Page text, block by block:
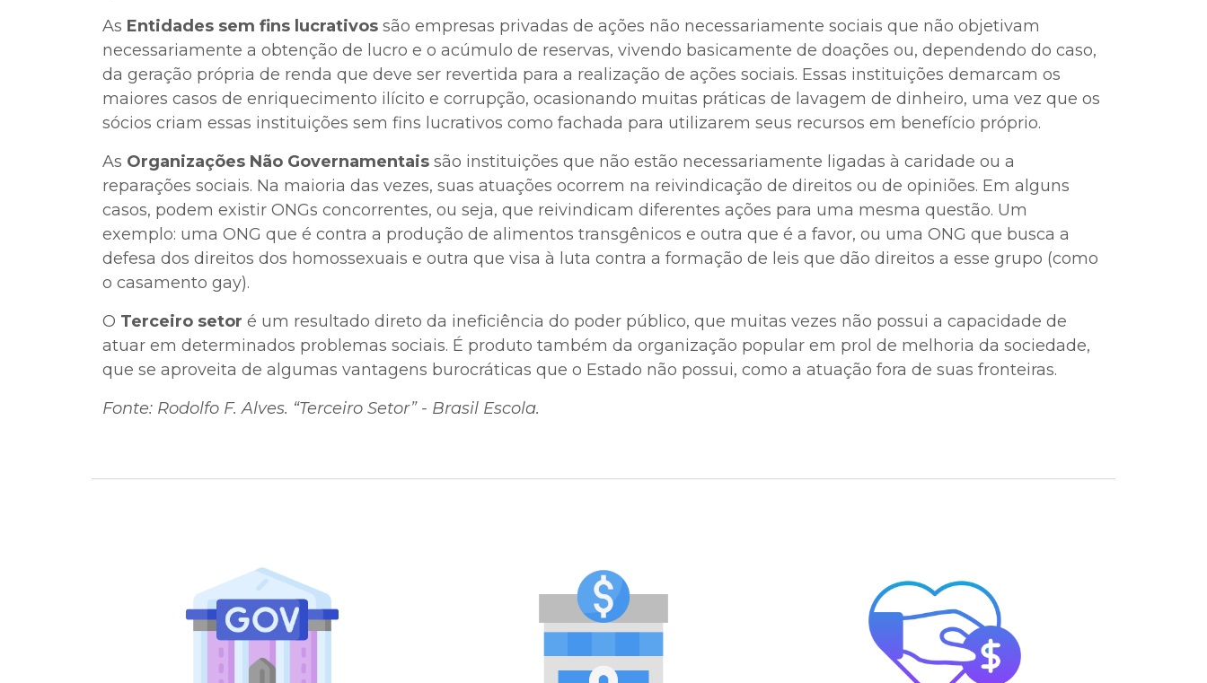
As Entidades sem fins lucrativos são empresas privadas de ações não necessariamente sociais que não objetivam
necessariamente a obtenção de lucro e o acúmulo de reservas, vivendo basicamente de doações ou, dependendo do caso,
da geração própria de renda que deve ser revertida para a realização de ações sociais. Essas instituições demarcam os
maiores casos de enriquecimento ilícito e corrupção, ocasionando muitas práticas de lavagem de dinheiro, uma vez que os
sócios criam essas instituições sem fins lucrativos como fachada para utilizarem seus recursos em benefício próprio.
As Organizações Não Governamentais são instituições que não estão necessariamente ligadas à caridade ou a
reparações sociais. Na maioria das vezes, suas atuações ocorrem na reivindicação de direitos ou de opiniões. Em alguns
casos, podem existir ONGs concorrentes, ou seja, que reivindicam diferentes ações para uma mesma questão. Um
exemplo: uma ONG que é contra a produção de alimentos transgênicos e outra que é a favor, ou uma ONG que busca a
defesa dos direitos dos homossexuais e outra que visa à luta contra a formação de leis que dão direitos a esse grupo (como
o casamento gay).
O Terceiro setor é um resultado direto da ineficiência do poder público, que muitas vezes não possui a capacidade de
atuar em determinados problemas sociais. É produto também da organização popular em prol de melhoria da sociedade,
que se aproveita de algumas vantagens burocráticas que o Estado não possui, como a atuação fora de suas fronteiras.
Fonte: Rodolfo F. Alves. “Terceiro Setor” - Brasil Escola.